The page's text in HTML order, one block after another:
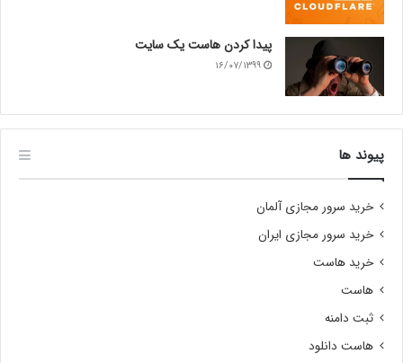
پیدا کردن هاست یک سایت
۱۶/۰۷/۱۳۹۹
پیوند ها
خرید سرور مجازی آلمان
خرید سرور مجازی ایران
خرید هاست
هاست
ثبت دامنه
هاست دانلود